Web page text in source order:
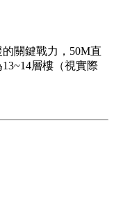
關鍵戰力，50M直
層樓（視實際